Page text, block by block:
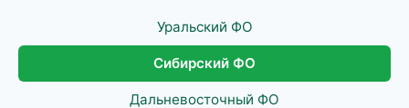
Уральский ФО
Сибирский ФО
Дальневосточный ФО